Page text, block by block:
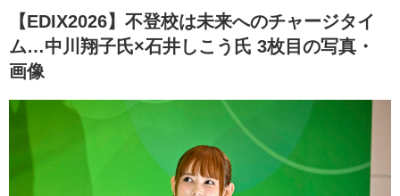
【EDIX2026】不登校は未来へのチャージタイ
ム…中川翔子氏×石井しこう氏 3枚目の写真・
画像